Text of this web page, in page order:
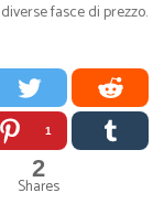
fasce di prezzo.
1
2
Shares